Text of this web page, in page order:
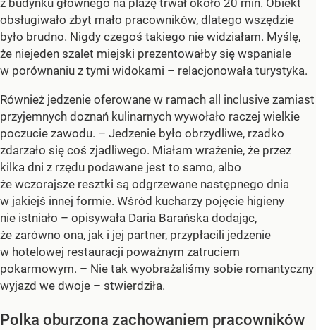
obsługiwało zbyt mało pracowników, dlatego wszędzie
było brudno. Nigdy czegoś takiego nie widziałam. Myślę,
że niejeden szalet miejski prezentowałby się wspaniale
w porównaniu z tymi widokami – relacjonowała turystyka.
Również jedzenie oferowane w ramach all inclusive zamiast
przyjemnych doznań kulinarnych wywołało raczej wielkie
poczucie zawodu. – Jedzenie było obrzydliwe, rzadko
zdarzało się coś zjadliwego. Miałam wrażenie, że przez
kilka dni z rzędu podawane jest to samo, albo
że wczorajsze resztki są odgrzewane następnego dnia
w jakiejś innej formie. Wśród kucharzy pojęcie higieny
nie istniało – opisywała Daria Barańska dodając,
że zarówno ona, jak i jej partner, przypłacili jedzenie
w hotelowej restauracji poważnym zatruciem
pokarmowym. – Nie tak wyobrażaliśmy sobie romantyczny
wyjazd we dwoje – stwierdziła.
Polka oburzona zachowaniem pracowników